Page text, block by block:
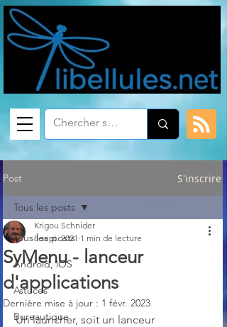
Post S'inscrire
Tous les posts
Android, iOS
Astuces
Bureautique
Tous les posts
SyMenu - lanceur
d'applications
Krigou Schnider
8 sept. 2021 1 min de lecture
Dernière mise à jour : 1 févr. 2023
Un launcher, soit un lanceur